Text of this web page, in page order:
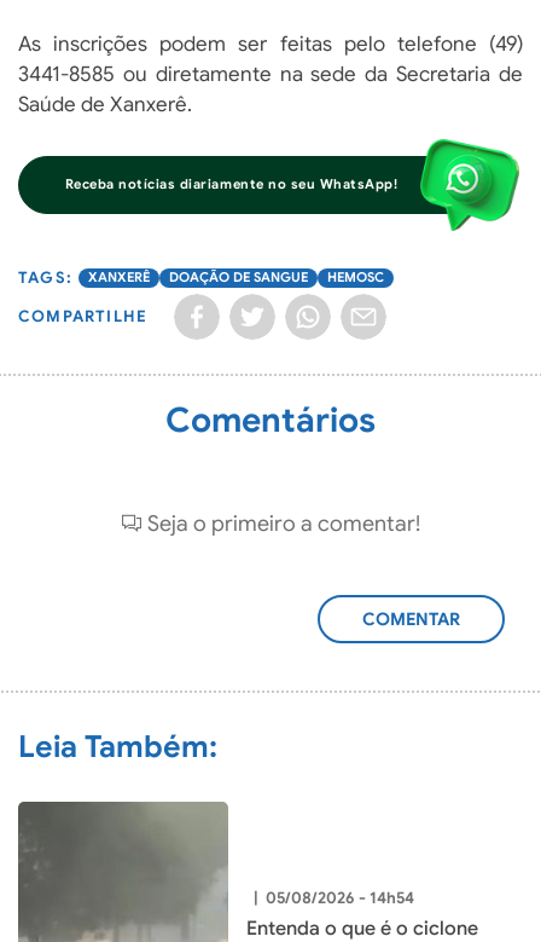
As inscrições podem ser feitas pelo telefone (49)
3441-8585 ou diretamente na sede da Secretaria de
Saúde de Xanxerê.
Receba notícias diariamente no seu WhatsApp!
XANXERÊ DOAÇÃO DE SANGUE HEMOSC
COMPARTILHE
Comentários
Seja o primeiro a comentar!
ADICIONAR
Leia Também:
| 05/08/2026 - 14h54
Entenda o que é o ciclone